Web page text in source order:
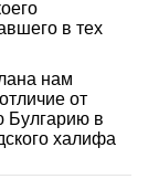
в тех
нам
от
Булгарию в
халифа